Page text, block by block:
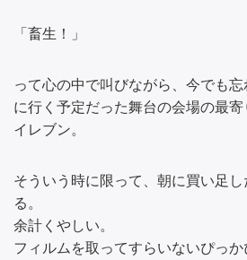
「畜生！」
って心の中で叫びながら、今でも
に行く予定だった舞台の会場の最
イレブン。
そういう時に限って、朝に買い足
る。
余計くやしい。
フィルムを取ってすらいないぴっ